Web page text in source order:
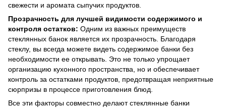
свежести и аромата сыпучих продуктов.
Прозрачность для лучшей видимости содержимого и
контроля остатков: Одним из важных преимуществ
стеклянных банок является их прозрачность. Благодаря
стеклу, вы всегда можете видеть содержимое банки без
необходимости ее открывать. Это не только упрощает
организацию кухонного пространства, но и обеспечивает
контроль за остатками продуктов, предотвращая неприятные
сюрпризы в процессе приготовления блюд.
Все эти факторы совместно делают стеклянные банки